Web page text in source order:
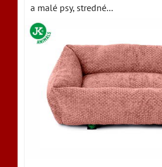
a malé psy, stredné...